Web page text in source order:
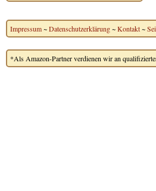
Impressum~Datenschutzerklärung~Kontakt~
*Als Amazon-Partner verdienen wir an